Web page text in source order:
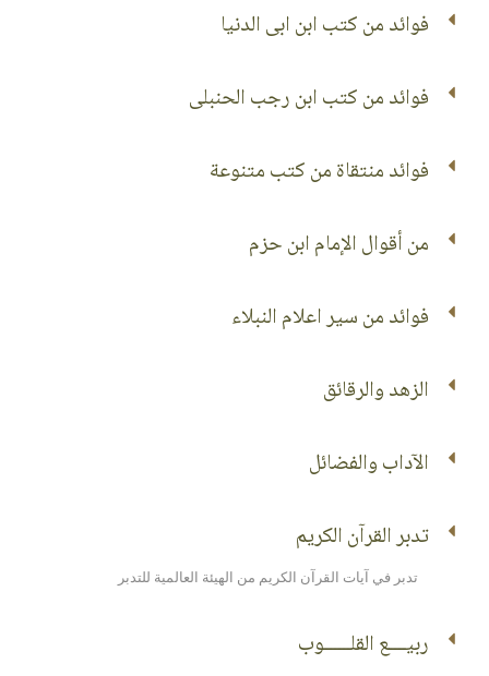
فوائد من كتب ابن ابى الدنيا
فوائد من كتب ابن رجب الحنبلى
فوائد منتقاة من كتب متنوعة
من أقوال الإمام ابن حزم
فوائد من سير اعلام النبلاء
الزهد والرقائق
الآداب والفضائل
تدبر القرآن الكريم
تدبر في آيات القرآن الكريم من الهيئة العالمية للتدبر
ربيــــع القلــــــوب